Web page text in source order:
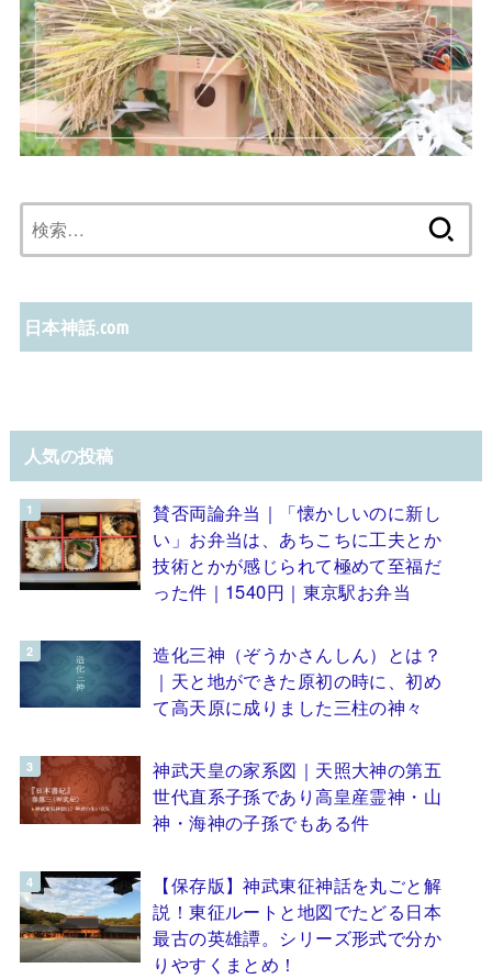
索:
日本神話.com
人気の投稿
賛否両論弁当｜「懐かしいのに新し
い」お弁当は、あちこちに工夫とか
技術とかが感じられて極めて至福だ
った件｜1540円｜東京駅お弁当
造化三神（ぞうかさんしん）とは？
｜天と地ができた原初の時に、初め
て高天原に成りました三柱の神々
神武天皇の家系図｜天照大神の第五
世代直系子孫であり高皇産霊神・山
神・海神の子孫でもある件
【保存版】神武東征神話を丸ごと解
説！東征ルートと地図でたどる日本
最古の英雄譚。シリーズ形式で分か
りやすくまとめ！